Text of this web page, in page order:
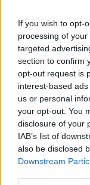
If you wish to opt-
processing of
targeted
section to confirm
opt-out request is
interest-based
us or personal
your opt-out. You
disclosure of your
IAB’s list of
also be disclosed
Downstream